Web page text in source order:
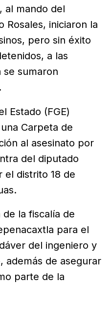
al mando del
Rosales, iniciaron la
pero sin éxito
a las
se sumaron
Estado (FGE)
Carpeta de
al asesinato por
del diputado
el distrito 18 de
la fiscalía de
para el
del ingeniero y
además de asegurar
parte de la